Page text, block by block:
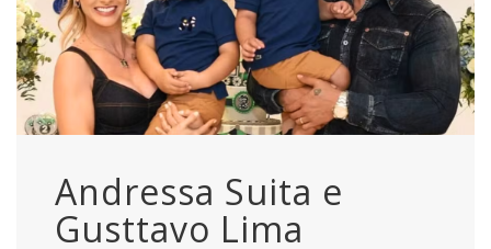
Andressa Suita e
Gusttavo Lima